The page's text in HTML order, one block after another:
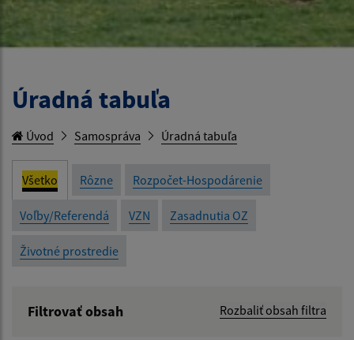
Úradná tabuľa
Úvod Samospráva Úradná tabuľa
Všetko Rôzne Rozpočet-Hospodárenie
Voľby/Referendá VZN Zasadnutia OZ
Životné prostredie
Filtrovať obsah Rozbaliť obsah filtra